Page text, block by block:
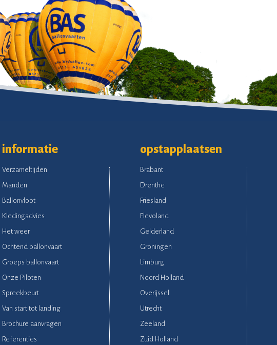
informatie
Verzameltijden
Manden
Ballonvloot
Kledingadvies
Het weer
Ochtend ballonvaart
Groeps ballonvaart
Onze Piloten
Spreekbeurt
Van start tot landing
Brochure aanvragen
Referenties
opstapplaatsen
Brabant
Drenthe
Friesland
Flevoland
Gelderland
Groningen
Limburg
Noord Holland
Overijssel
Utrecht
Zeeland
Zuid Holland